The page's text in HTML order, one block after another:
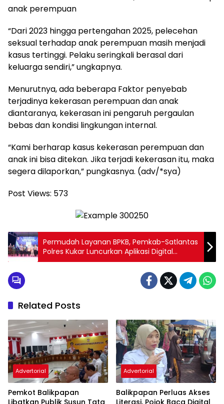
anak perempuan
“Dari 2023 hingga pertengahan 2025, pelecehan
seksual terhadap anak perempuan masih menjadi
kasus tertinggi. Pelaku seringkali berasal dari
keluarga sendiri,” ungkapnya.
Menurutnya, ada beberapa Faktor penyebab
terjadinya kekerasan perempuan dan anak
diantaranya, kekerasan ini pengaruh pergaulan
bebas dan kondisi lingkungan internal.
“Kami berharap kasus kekerasan perempuan dan
anak ini bisa ditekan. Jika terjadi kekerasan itu, maka
segera dilaporkan,” pungkasnya. (adv/*sya)
Post Views: 573
Permudah Layanan BPKB, Pemkab-Satlantas
Polres Kukar Luncurkan Aplikasi Digital
“Pantau BPKB Etam”
Related Posts
Advertorial
Pemkot Balikpapan
Advertorial
Balikpapan Perluas Akses